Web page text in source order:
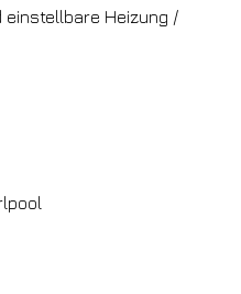
einstellbare Heizung /